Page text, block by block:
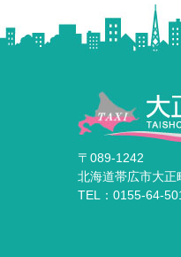
〒089-1242
北海道帯広市大正
TEL：0155-64-